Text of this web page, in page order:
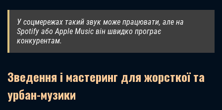
У соцмережах такий звук може працювати, але на
Spotify або Apple Music він швидко програє
конкурентам.
Зведення і мастеринг для жорсткої та
урбан-музики